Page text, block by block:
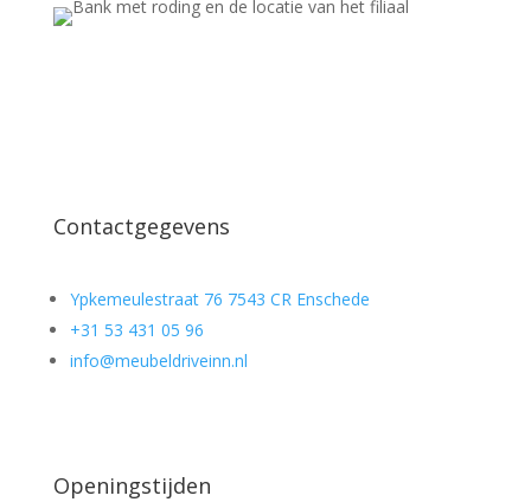
Contactgegevens
Ypkemeulestraat 76 7543 CR Enschede
+31 53 431 05 96
info@meubeldriveinn.nl
Openingstijden